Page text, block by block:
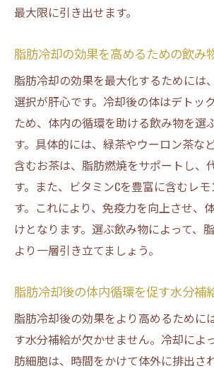
最大限に引き出せます。
脂肪冷却の効果を高めるための飲み
脂肪冷却の効果を最大化するためには
選択が肝心です。冷却後の体はデトッ
ため、体内の循環を助ける飲み物を選
す。具体的には、緑茶やウーロン茶な
含むお茶は、脂肪燃焼をサポートし、
す。また、ビタミンCを豊富に含むレ
す。これにより、免疫力を向上させ、
けとなります。選ぶ飲み物によって、
より一層引き立てましょう。
脂肪冷却後の体内循環を促す水分補
脂肪冷却後の効果をより高めるために
す水分補給が欠かせません。冷却によ
肪細胞は、時間をかけて体外に排出さ